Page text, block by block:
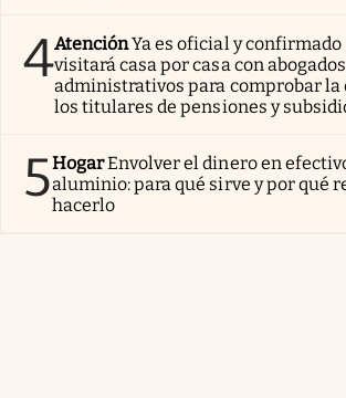
4AtenciónYa es oficial y confirmado
visitará casa por casa con
administrativos para comprobar la
los titulares de pensiones y
5HogarEnvolver el dinero en
aluminio: para qué sirve y por qué
hacerlo